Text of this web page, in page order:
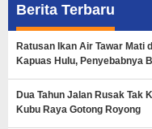
Berita Terbaru
Ratusan Ikan Air Tawar Mati
Kapuas Hulu, Penyebabnya
Dua Tahun Jalan Rusak Tak
Kubu Raya Gotong Royong